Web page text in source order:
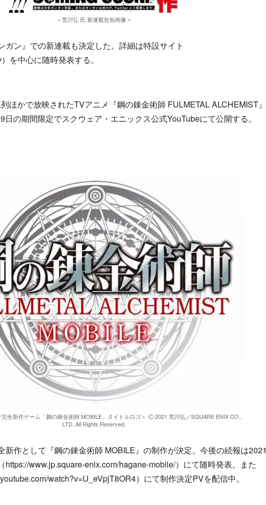
＜荒川弘 氏 新連載告知画像＞
ン』での新連載も決定した。詳細は特設サイト
を中心に随時発表する。
ほかで放映されたTVアニメ『鋼の錬金術師 FULMETAL ALCHEMIST』
の期間限定でスクウェア・エニックス公式YouTubeにて公開する。
全新作ゲーム「鋼の錬金術師 MOBILE」タイトルロゴ＞ Ⓒ 2021 荒川弘／SQUARE ENIX CO.,
LTD. All Rights Reserved.
新作として『鋼の錬金術師 MOBILE』の制作が決定。今後の続報は2021
https://www.jp.square-enix.com/hagane-mobile/）にて随時発表。また
watch?v=U_eVpjT8OR4）にて制作決定PVを配信中。